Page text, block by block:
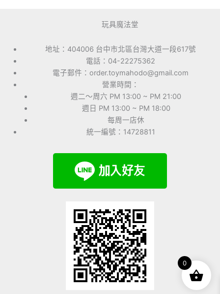
玩具魔法堂
地址：404006 台中市北區台灣大道一段617號
電話：04-22275362
電子郵件：order.toymahodo@gmail.com
營業時間：
週二～周六 PM 13:00 ~ PM 21:00
週日 PM 13:00 ~ PM 18:00
每周一店休
統一編號：14728811
0